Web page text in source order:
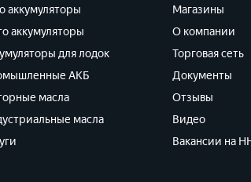
аккумуляторы
аккумуляторы
для лодок
АКБ
масла
масла
Магазины
О компании
Торговая сеть
Документы
Отзывы
Видео
Вакансии на